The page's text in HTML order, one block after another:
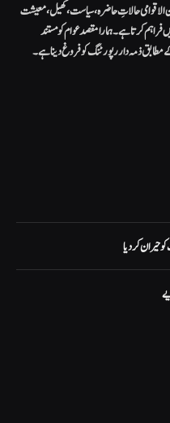
الاقوامی حالاتِ حاضرہ، سیاست، کھیل، معیشت
کرتا ہے۔ ہمارا مقصد عوام کو مستند
مطابق ذمہ دار رپورٹنگ کو فروغ دینا ہے۔
کر دیا